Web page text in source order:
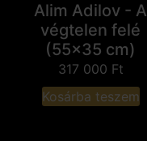
Alim Adilov - A
végtelen felé
(55x35 cm)
317 000 Ft
Kosárba teszem